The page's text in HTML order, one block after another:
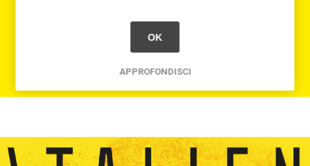
OK
APPROFONDISCI